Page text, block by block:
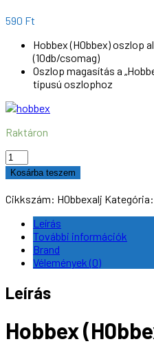
590 Ft
Hobbex (H0bbex) oszlop
(10db/csomag)
Oszlop magasítás a
típusú oszlophoz
Raktáron
Hobbex
(H0bbex)
oszlop
aláépítmény;
7,8
mm
magas
(10db/csomag)
mennyiség
Kosárba teszem
Cikkszám: H0bbexalj Kategória:
Leírás
További információk
Brand
Vélemények (0)
Leírás
Hobbex